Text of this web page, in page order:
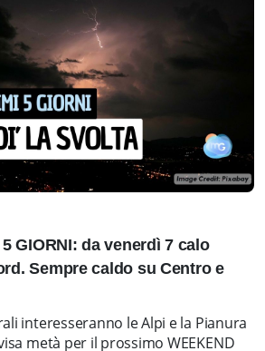
GIORNI: da venerdì 7 calo
Sempre caldo su Centro e
interesseranno le Alpi e la Pianura
metà per il prossimo WEEKEND